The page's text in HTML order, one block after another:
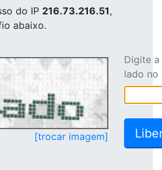
do IP 216.73.216.51,
abaixo.
[trocar imagem]
Digite
lado no